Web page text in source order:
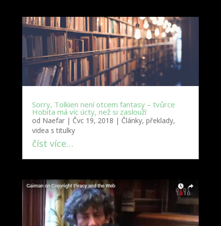
Sorry, Tolkien není otcem fantasy – tvůrce
Hobita má víc úcty, než si zaslouží
od Naefar| Čvc 19, 2018 | Články, překlady,
videa s titulky
číst více…